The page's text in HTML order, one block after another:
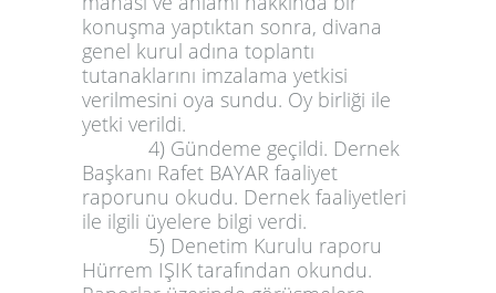
konuşma yaptıktan sonra, divana
genel kurul adına toplantı
tutanaklarını imzalama yetkisi
verilmesini oya sundu. Oy birliği ile
yetki verildi.
4) Gündeme geçildi. Dernek
Başkanı Rafet BAYAR faaliyet
raporunu okudu. Dernek faaliyetleri
ile ilgili üyelere bilgi verdi.
5) Denetim Kurulu raporu
Hürrem IŞIK tarafından okundu.